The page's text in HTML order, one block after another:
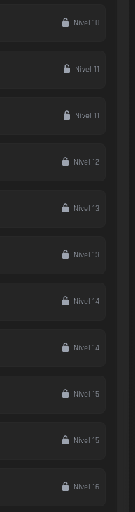
Nivel 10
Nivel 11
Nivel 11
Nivel 12
Nivel 13
Nivel 13
Nivel 14
Nivel 14
Nivel 15
Nivel 15
Nivel 16